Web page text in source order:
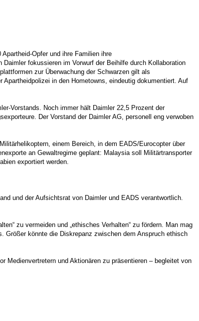
Opfer und ihre Familien ihre
fokussieren im Vorwurf der Beihilfe durch Kollaboration
zur Überwachung der Schwarzen gilt als
in den Hometowns, eindeutig dokumentiert. Auf
Vorstands. Noch immer hält Daimler 22,5 Prozent der
Der Vorstand der Daimler AG, personell eng verwoben
einem Bereich, in dem EADS/Eurocopter über
an Gewaltregime geplant: Malaysia soll Militärtransporter
exportiert werden.
und der Aufsichtsrat von Daimler und EADS verantwortlich.
zu vermeiden und „ethisches Verhalten“ zu fördern. Man mag
Größer könnte die Diskrepanz zwischen dem Anspruch ethisch
Medienvertretern und Aktionären zu präsentieren – begleitet von